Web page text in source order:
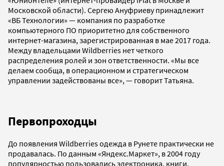
Московской области). Сергею Ануфриеву принадлежит
«ВБ Технологии» — компания по разработке
компьютерного ПО приоритетно для собственного
интернет-магазина, зарегистрированная в мае 2017 года.
Между владельцами Wildberries нет четкого
распределения ролей и зон ответственности. «Мы все
делаем сообща, в операционном и стратегическом
управлении задействованы все», — говорит Татьяна.
Первопроходцы
До появления Wildberries одежда в Рунете практически не
продавалась. По данным «Яндекс.Маркет», в 2004 году
популярностью пользовались электроника, книги,